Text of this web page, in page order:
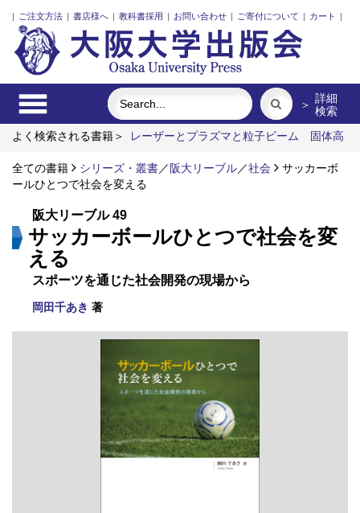
| ご注文方法 | 書店様へ | 教科書採用 | お問い合わせ | ご寄付について | カート |
＞ 詳細
検索
よく検索される書籍＞
レーザーとプラズマと粒子ビーム
固体高
士と働くための異文化理解
明治・大正・昭和の細菌学者たち
脳の神秘を探る
食べる
全ての書籍 シリーズ・叢書／ 阪大リーブル／社会
サッカーボ
ールひとつで社会を変える
阪大リーブル 49
サッカーボールひとつで社会を変
える
スポーツを通じた社会開発の現場から
岡田千あき 著